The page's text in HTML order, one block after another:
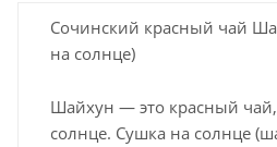
Сочинский красный чай
на солнце)
Шайхун — это красный
солнце. Сушка на солнце